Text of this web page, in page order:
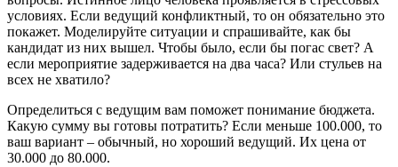
условиях. Если ведущий конфликтный, то он обязательно это
покажет. Моделируйте ситуации и спрашивайте, как бы
кандидат из них вышел. Чтобы было, если бы погас свет? А
если мероприятие задерживается на два часа? Или стульев на
всех не хватило?
Определиться с ведущим вам поможет понимание бюджета.
Какую сумму вы готовы потратить? Если меньше 100.000, то
ваш вариант – обычный, но хороший ведущий. Их цена от
30.000 до 80.000.